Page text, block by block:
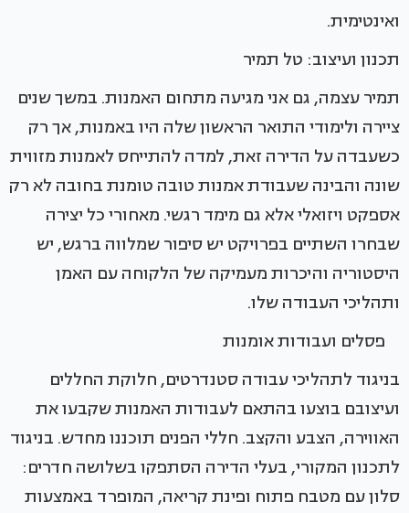
ואינטימית.
תכנון ועיצוב: טל תמיר
תמיר עצמה, גם אני מגיעה מתחום האמנות. במשך שנים
ציירה ולימודי התואר הראשון שלה היו באמנות, אך רק
כשעבדה על הדירה זאת, למדה להתייחס לאמנות מזווית
שונה והבינה שעבודת אמנות טובה טומנת בחובה לא רק
אספקט ויזואלי אלא גם מימד רגשי. מאחורי כל יצירה
שבחרו השתיים בפרויקט יש סיפור שמלווה ברגש, יש
היסטוריה והיכרות מעמיקה של הלקוחה עם האמן
ותהליכי העבודה שלו.
פסלים ועבודות אומנות
בניגוד לתהליכי עבודה סטנדרטים, חלוקת החללים
ועיצובם בוצעו בהתאם לעבודות האמנות שקבעו את
האווירה, הצבע והקצב. חללי הפנים תוכננו מחדש. בניגוד
לתכנון המקורי, בעלי הדירה הסתפקו בשלושה חדרים:
סלון עם מטבח פתוח ופינת קריאה, המופרד באמצעות